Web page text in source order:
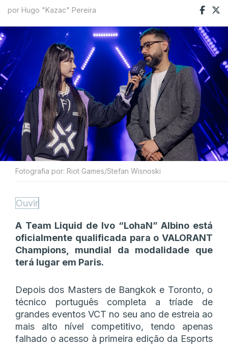
por Hugo "Kazac" Pereira
Fotografia por: Riot Games/Stefan Wisnoski
Ouvir
A Team Liquid de Ivo “LohaN” Albino está
oficialmente qualificada para o VALORANT
Champions, mundial da modalidade que
terá lugar em Paris.
Depois dos Masters de Bangkok e Toronto, o
técnico português completa a tríade de
grandes eventos VCT no seu ano de estreia ao
mais alto nível competitivo, tendo apenas
falhado o acesso à primeira edição da Esports